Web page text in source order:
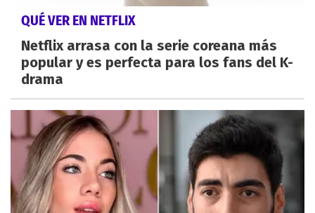
QUÉ VER EN NETFLIX
Netflix arrasa con la serie coreana más
popular y es perfecta para los fans del K-
drama